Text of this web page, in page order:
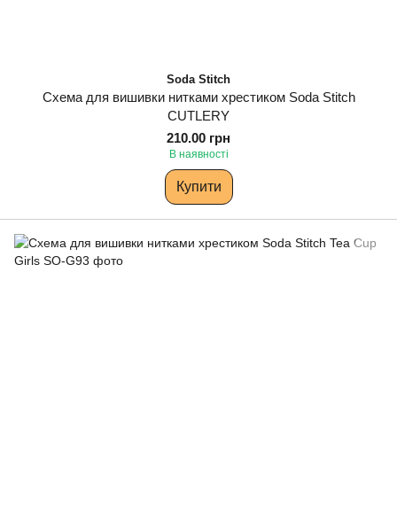
Soda Stitch
Схема для вишивки нитками хрестиком Soda Stitch
CUTLERY
210.00 грн
В наявності
Купити